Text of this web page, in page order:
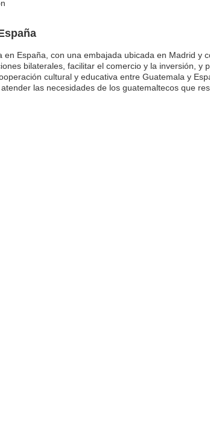
España, con una embajada ubicada en Madrid y
bilaterales, facilitar el comercio y la inversión, y
cultural y educativa entre Guatemala y
las necesidades de los guatemaltecos que